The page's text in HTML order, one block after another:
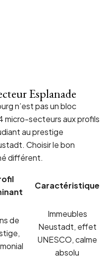
Esplanade
n’est pas un bloc
micro-secteurs aux profils
au prestige
Choisir le bon
différent.
Caractéristique
de
Immeubles
Neustadt, effet
UNESCO, calme
absolu